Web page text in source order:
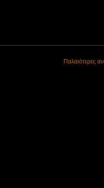
Παλαιότερες